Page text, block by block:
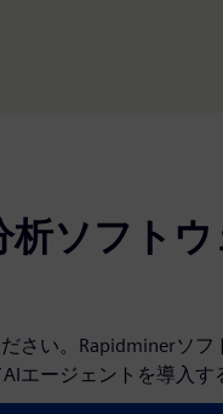
ソフト
さい。Rapidminerソ
エージェントを導入す